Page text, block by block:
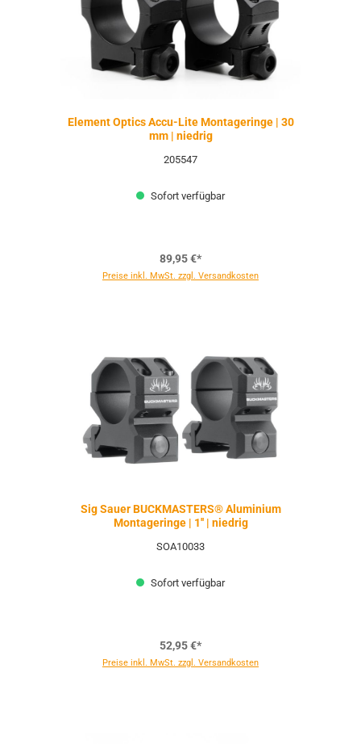
Element Optics Accu-Lite Montageringe | 30
mm | niedrig
205547
Sofort verfügbar
89,95 €*
Preise inkl. MwSt. zzgl. Versandkosten
Sig Sauer BUCKMASTERS® Aluminium
Montageringe | 1'' | niedrig
SOA10033
Sofort verfügbar
52,95 €*
Preise inkl. MwSt. zzgl. Versandkosten